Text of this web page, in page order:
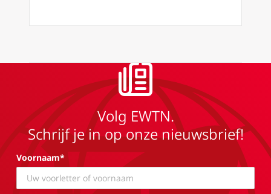
Volg EWTN.
Schrijf je in op onze nieuwsbrief!
Voornaam*